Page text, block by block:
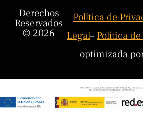
Derechos
Reservados
© 2026
Política de
Legal–Política
optimizada